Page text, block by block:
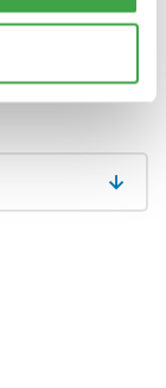
het-zelf
elementen